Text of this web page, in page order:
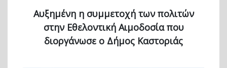
Αυξημένη η συμμετοχή των πολιτών
στην Εθελοντική Αιμοδοσία που
διοργάνωσε ο Δήμος Καστοριάς